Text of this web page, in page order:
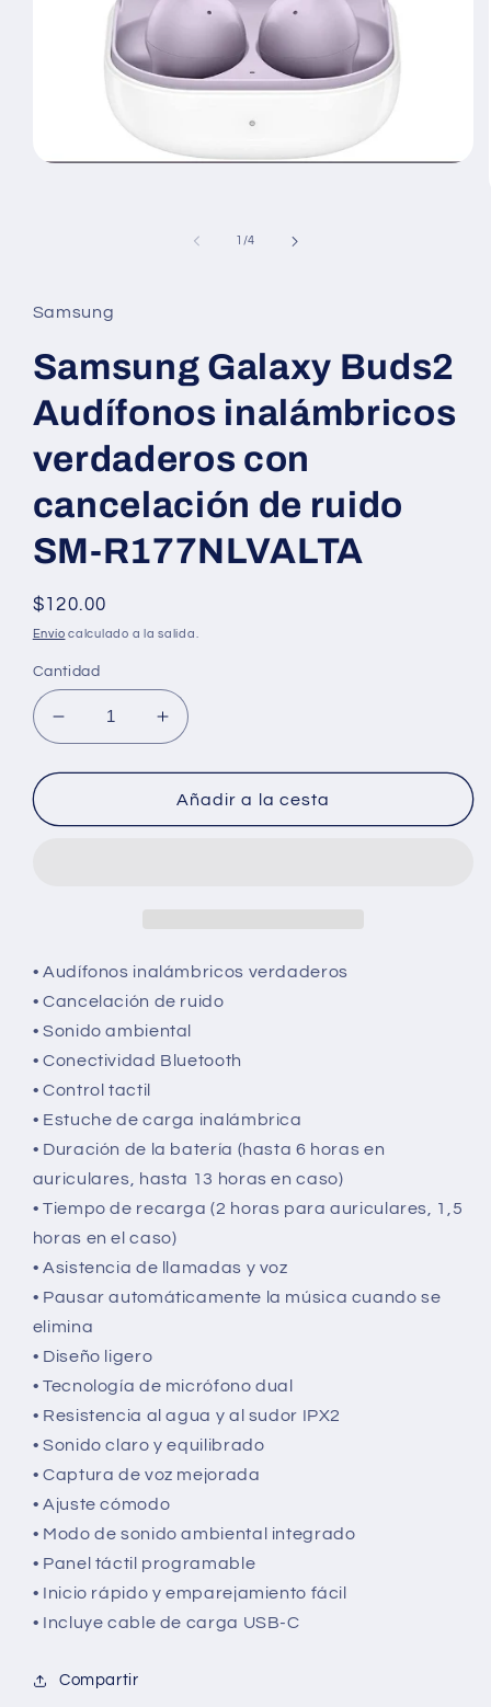
1 /de
4
Samsung
Samsung Galaxy Buds2
Audífonos inalámbricos
verdaderos con
cancelación de ruido
SM-R177NLVALTA
Precio
regular
$120.00
Envío calculado a la salida.
Cantidad
Disminuir
la
cantidad
Samsung
con
cancelación
ruido
SM-
R177NLVALTA
Aumentar
cantidad
para
Samsung
Galaxy
cancelación
de
SM-
R177NLVALTA
Añadir a la cesta
• Audífonos inalámbricos verdaderos
• Cancelación de ruido
• Sonido ambiental
• Conectividad Bluetooth
• Control tactil
• Estuche de carga inalámbrica
• Duración de la batería (hasta 6 horas en
auriculares, hasta 13 horas en caso)
• Tiempo de recarga (2 horas para auriculares, 1,5
horas en el caso)
• Asistencia de llamadas y voz
• Pausar automáticamente la música cuando se
elimina
• Diseño ligero
• Tecnología de micrófono dual
• Resistencia al agua y al sudor IPX2
• Sonido claro y equilibrado
• Captura de voz mejorada
• Ajuste cómodo
• Modo de sonido ambiental integrado
• Panel táctil programable
• Inicio rápido y emparejamiento fácil
• Incluye cable de carga USB-C
Compartir